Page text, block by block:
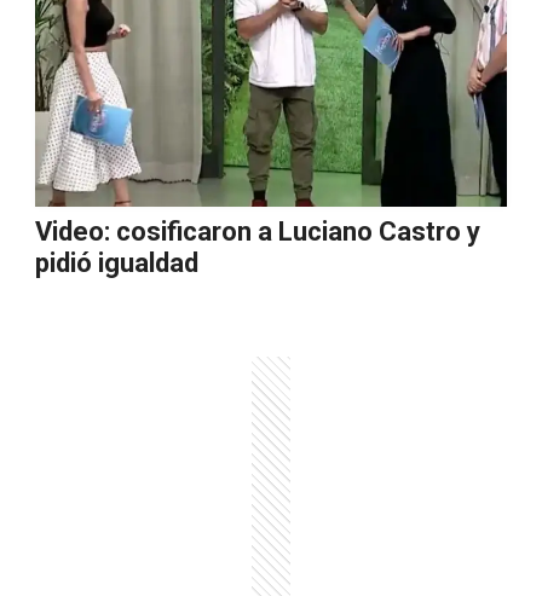
Video: cosificaron a Luciano Castro y
pidió igualdad